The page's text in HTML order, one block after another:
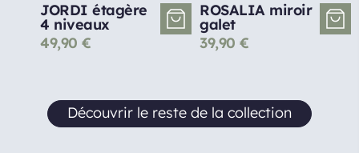
JORDI étagère
4 niveaux
49,90 €
ROSALIA miroir
galet
39,90 €
Découvrir le reste de la collection